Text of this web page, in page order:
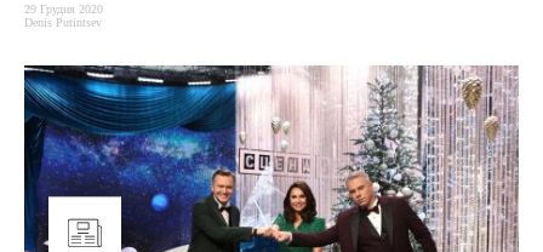
29 Грудня 2020
Denis Putintsev